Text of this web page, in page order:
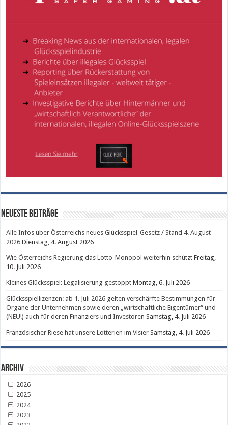
Neueste Beiträge
Alle Infos über Österreichs neues Glücksspiel-Gesetz / Stand 4. August
2026 Dienstag, 4. August 2026
Wie Österreichs Regierung das Lotto-Monopol weiterhin schützt Freitag,
10. Juli 2026
Kleines Glücksspiel: Legalisierung gestoppt Montag, 6. Juli 2026
Glücksspiellizenzen: ab 1. Juli 2026 gelten verschärfte Bestimmungen für
Organe der Unternehmen sowie deren „wirtschaftliche Eigentümer“ und
(NEU!) auch für deren Finanziers und Investoren Samstag, 4. Juli 2026
Französischer Riese hat unsere Lotterien im Visier Samstag, 4. Juli 2026
Archiv
2026
2025
2024
2023